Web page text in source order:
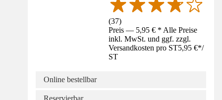
(37)
Preis — 5,95 € * Alle Preise
inkl. MwSt. und ggf. zzgl.
Versandkosten pro ST5,95 €*/
ST
Online bestellbar
Reservierbar